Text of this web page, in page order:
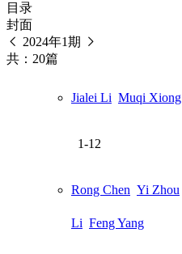
目录
封面
2024年1期
共：20篇
Jialei Li Muqi Xiong
1-12
Rong Chen Yi Zhou
Li Feng Yang